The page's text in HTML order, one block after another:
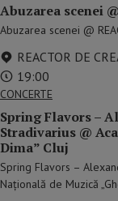
Abuzarea scenei
Abuzarea scenei @
REACTOR DE
19:00
CONCERTE
Spring Flavors –
Stradivarius @
Dima” Cluj
Spring Flavors –
Națională de Muzică